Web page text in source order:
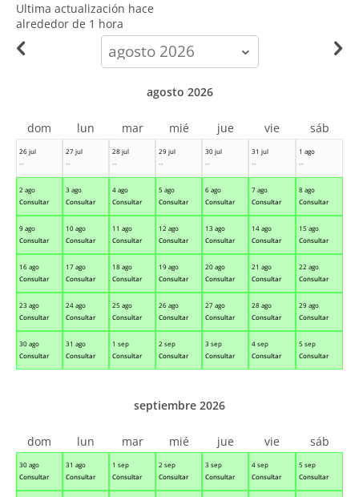
Ultima actualización hace
alrededor de 1 hora
calendar-
month
26 jul
--
27 jul
--
28 jul
--
29 jul
--
30 jul
--
31 jul
--
1 ago
--
2 ago
Consultar
3 ago
Consultar
4 ago
Consultar
5 ago
Consultar
6 ago
Consultar
7 ago
Consultar
8 ago
Consultar
9 ago
Consultar
10 ago
Consultar
11 ago
Consultar
12 ago
Consultar
13 ago
Consultar
14 ago
Consultar
15 ago
Consultar
16 ago
Consultar
17 ago
Consultar
18 ago
Consultar
19 ago
Consultar
20 ago
Consultar
21 ago
Consultar
22 ago
Consultar
23 ago
Consultar
24 ago
Consultar
25 ago
Consultar
26 ago
Consultar
27 ago
Consultar
28 ago
Consultar
29 ago
Consultar
30 ago
Consultar
31 ago
Consultar
1 sep
Consultar
2 sep
Consultar
3 sep
Consultar
4 sep
Consultar
5 sep
Consultar
agosto 2026
dom lun mar mié jue vie sáb
30 ago
Consultar
31 ago
Consultar
1 sep
Consultar
2 sep
Consultar
3 sep
Consultar
4 sep
Consultar
5 sep
Consultar
septiembre 2026
dom lun mar mié jue vie sáb